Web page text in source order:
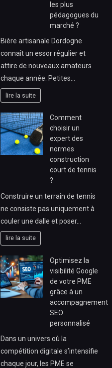
les plus
pédagogues du
marché ?
Bière artisanale Dordogne
connaît un essor régulier et
attire de nouveaux amateurs
chaque année. Petites…
lire la suite
Comment
choisir un
expert des
normes
construction
court de tennis
?
Construire un terrain de tennis
ne consiste pas uniquement à
couler une dalle et poser…
lire la suite
Optimisez la
visibilité Google
de votre PME
grâce à un
accompagnement
SEO
personnalisé
Dans un univers où la
compétition digitale s’intensifie
chaque jour, les PME se